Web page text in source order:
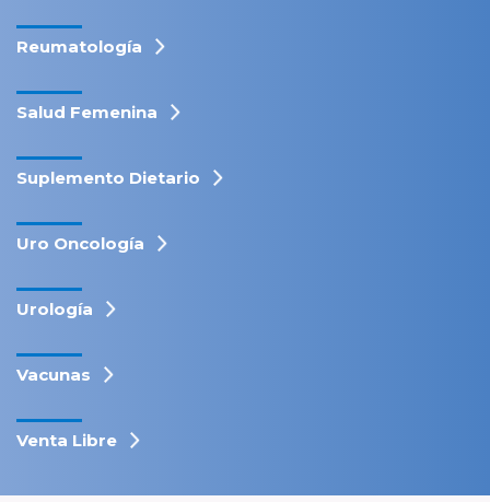
Reumatología
Salud Femenina
Suplemento Dietario
Uro Oncología
Urología
Vacunas
Venta Libre